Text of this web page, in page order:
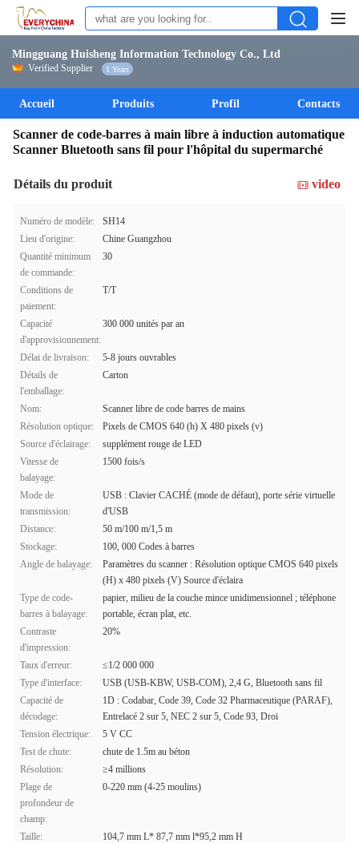
Mingguang Huisheng Information Technology Co., Ltd
Verified Supplier 1 Years
Accueil Produits Profil Contacts
Scanner de code-barres à main libre à induction automatique
Scanner Bluetooth sans fil pour l'hôpital du supermarché
Détails du produit video
Numéro de modèle:
SH14
Lieu d'origine:
Chine Guangzhou
Quantité minimum
de commande:
30
Conditions de
paiement:
T/T
Capacité
d'approvisionnement:
300 000 unités par an
Délai de livraison:
5-8 jours ouvrables
Détails de
l'emballage:
Carton
Nom:
Scanner libre de code barres de mains
Résolution optique:
Pixels de CMOS 640 (h) X 480 pixels (v)
Source d'éclairage:
supplément rouge de LED
Vitesse de
balayage:
1500 fois/s
Mode de
transmission:
USB : Clavier CACHÉ (mode de défaut), porte série virtuelle
d'USB
Distance:
50 m/100 m/1,5 m
Stockage:
100, 000 Codes à barres
Angle de balayage:
Paramètres du scanner : Résolution optique CMOS 640 pixels
(H) x 480 pixels (V) Source d'éclaira
Type de code-
barres à balayage:
papier, milieu de la couche mince unidimensionnel ; téléphone
portable, écran plat, etc.
Contraste
d'impression:
20%
Taux d'erreur:
≤1/2 000 000
Type d'interface:
USB (USB-KBW, USB-COM), 2,4 G, Bluetooth sans fil
Capacité de
décodage:
1D : Codabar, Code 39, Code 32 Pharmaceutique (PARAF),
Entrelacé 2 sur 5, NEC 2 sur 5, Code 93, Droi
Tension électrique:
5 V CC
Test de chute:
chute de 1.5m au béton
Résolution:
≥4 millions
Plage de
profondeur de
champ:
0-220 mm (4-25 moulins)
Taille:
104,7 mm L* 87,7 mm l*95,2 mm H